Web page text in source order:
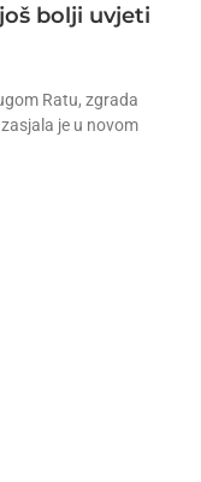
bolji uvjeti
Ratu, zgrada
je u novom